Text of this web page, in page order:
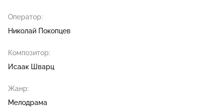
Оператор:
Николай Покопцев
Композитор:
Исаак Шварц
Жанр:
Мелодрама